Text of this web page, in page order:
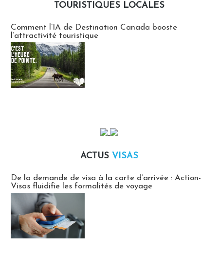
TOURISTIQUES LOCALES
Comment l’IA de Destination Canada booste
l’attractivité touristique
ACTUS VISAS
De la demande de visa à la carte d’arrivée : Action-
Visas fluidifie les formalités de voyage